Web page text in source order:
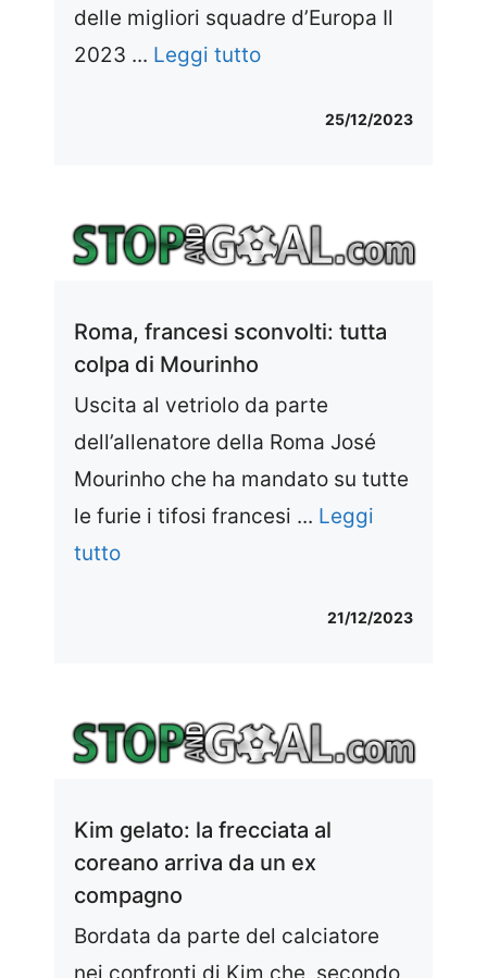
delle migliori squadre d’Europa Il
2023 ... Leggi tutto
25/12/2023
Roma, francesi sconvolti: tutta
colpa di Mourinho
Uscita al vetriolo da parte
dell’allenatore della Roma José
Mourinho che ha mandato su tutte
le furie i tifosi francesi ... Leggi
tutto
21/12/2023
Kim gelato: la frecciata al
coreano arriva da un ex
compagno
Bordata da parte del calciatore